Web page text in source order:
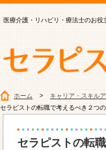
医療介護・リハビリ・療法士のお役
ホーム キャリア・スキル
セラピストの転職で考えるべき２つ
セラピストの転